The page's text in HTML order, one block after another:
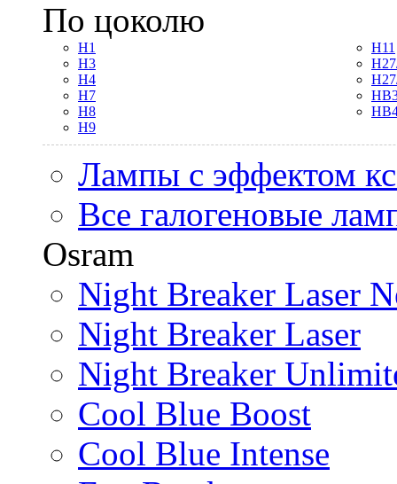
По цоколю
H1
H3
H4
H7
H8
H9
H11
Лампы с эффектом
Все галогеновые
Osram
Night Breaker Laser
Night Breaker Laser
Night Breaker
Cool Blue Boost
Cool Blue Intense